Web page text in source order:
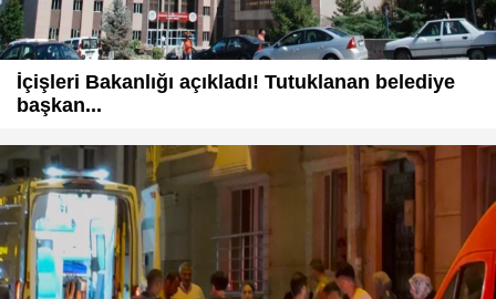
İçişleri Bakanlığı açıkladı! Tutuklanan belediye
başkan...